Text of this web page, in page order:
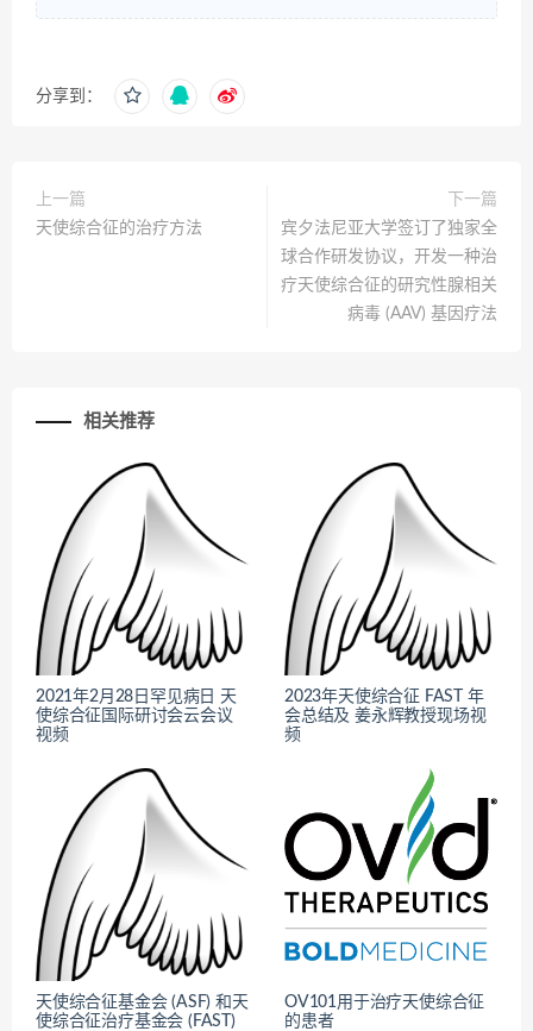
分享到：
上一篇
天使综合征的治疗方法
下一篇
宾夕法尼亚大学签订了独家全
球合作研发协议，开发一种治
疗天使综合征的研究性腺相关
病毒 (AAV) 基因疗法
相关推荐
2021年2月28日罕见病日 天
使综合征国际研讨会云会议
视频
2023年天使综合征 FAST 年
会总结及 姜永辉教授现场视
频
天使综合征基金会 (ASF) 和天
使综合征治疗基金会 (FAST)
OV101用于治疗天使综合征
的患者